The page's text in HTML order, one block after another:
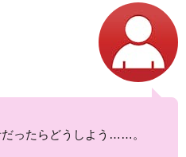
ったらどうしよう……。